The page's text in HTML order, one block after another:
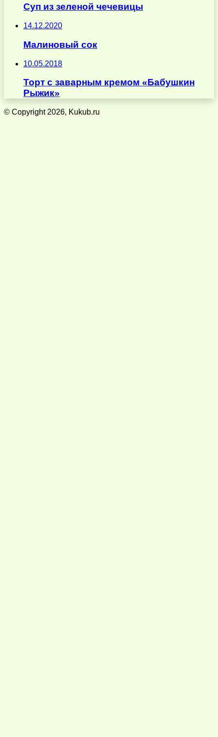
Суп из зеленой чечевицы
14.12.2020
Малиновый сок
10.05.2018
Торт с заварным кремом «Бабушкин
Рыжик»
© Copyright 2026, Kukub.ru